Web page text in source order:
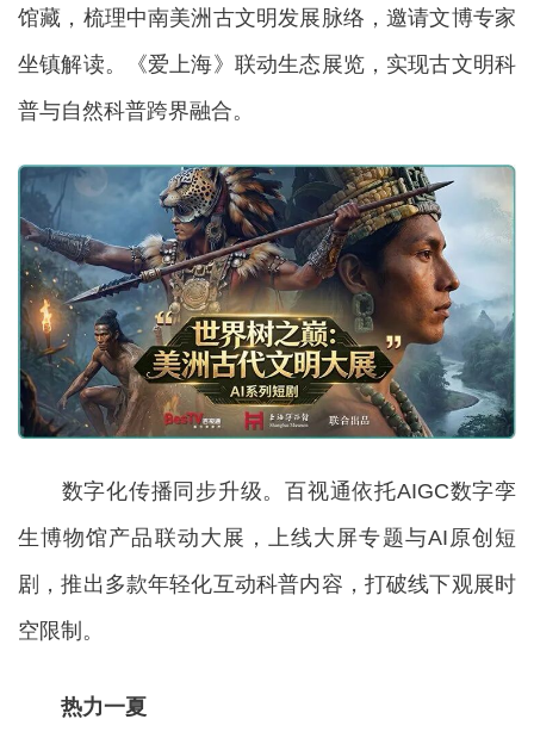
馆藏，梳理中南美洲古文明发展脉络，邀请文博专家
坐镇解读。《爱上海》联动生态展览，实现古文明科
普与自然科普跨界融合。
数字化传播同步升级。百视通依托AIGC数字孪
生博物馆产品联动大展，上线大屏专题与AI原创短
剧，推出多款年轻化互动科普内容，打破线下观展时
空限制。
热力一夏